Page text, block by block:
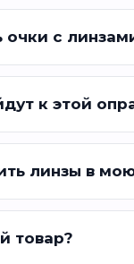
с
к этой
линзы в
товар?